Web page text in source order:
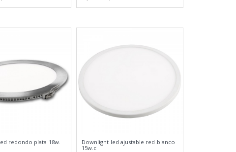
redondo plata 18w.
Downlight led ajustable red.blanco
15w.c